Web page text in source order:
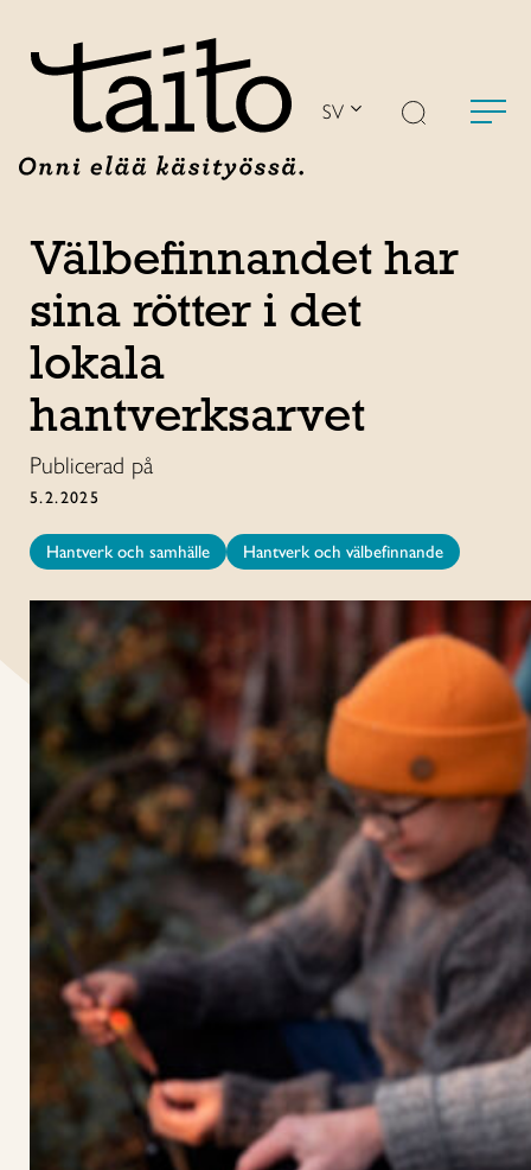
innehåll
SV
Välbefinnandet har
sina rötter i det
lokala
hantverksarvet
Publicerad på
5.2.2025
Hantverk och samhälle Hantverk och välbefinnande